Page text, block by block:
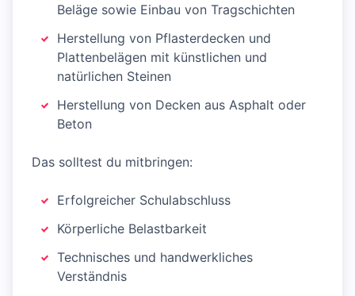
Beläge sowie Einbau von Tragschichten
Herstellung von Pflasterdecken und
Plattenbelägen mit künstlichen und
natürlichen Steinen
Herstellung von Decken aus Asphalt oder
Beton
Das solltest du mitbringen:
Erfolgreicher Schulabschluss
Körperliche Belastbarkeit
Technisches und handwerkliches
Verständnis